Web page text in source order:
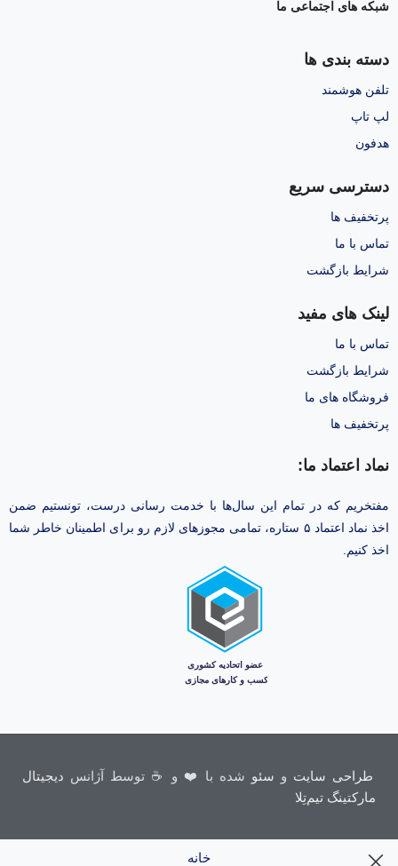
شبکه های اجتماعی ما
دسته بندی ها
تلفن هوشمند
لپ تاپ
هدفون
دسترسی سریع
پرتخفیف ها
تماس با ما
شرایط بازگشت
لینک های مفید
تماس با ما
شرایط بازگشت
فروشگاه های ما
پرتخفیف ها
نماد اعتماد ما:
مفتخریم که در تمام این سال‌ها با خدمت رسانی درست، تونستیم ضمن
اخذ نماد اعتماد ۵ ستاره، تمامی مجوز‌های لازم رو برای اطمینان خاطر شما
اخذ کنیم.
طراحی سایت و سئو شده با ❤️ و ☕ توسط آژانس دیجیتال
مارکتینگ تیم‌تِلا
خانه